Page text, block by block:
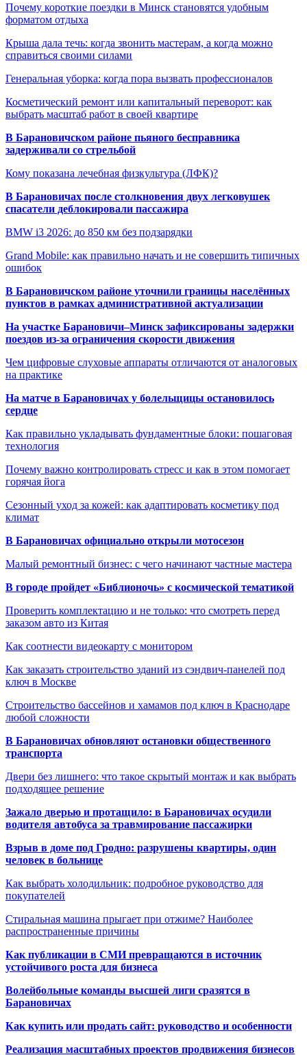
Почему короткие поездки в Минск становятся удобным
форматом отдыха
Крыша дала течь: когда звонить мастерам, а когда можно
справиться своими силами
Генеральная уборка: когда пора вызвать профессионалов
Косметический ремонт или капитальный переворот: как
выбрать масштаб работ в своей квартире
В Барановичском районе пьяного бесправника
задерживали со стрельбой
Кому показана лечебная физкультура (ЛФК)?
В Барановичах после столкновения двух легковушек
спасатели деблокировали пассажира
BMW i3 2026: до 850 км без подзарядки
Grand Mobile: как правильно начать и не совершить типичных
ошибок
В Барановичском районе уточнили границы населённых
пунктов в рамках административной актуализации
На участке Барановичи–Минск зафиксированы задержки
поездов из-за ограничения скорости движения
Чем цифровые слуховые аппараты отличаются от аналоговых
на практике
На матче в Барановичах у болельщицы остановилось
сердце
Как правильно укладывать фундаментные блоки: пошаговая
технология
Почему важно контролировать стресс и как в этом помогает
горячая йога
Сезонный уход за кожей: как адаптировать косметику под
климат
В Барановичах официально открыли мотосезон
Малый ремонтный бизнес: с чего начинают частные мастера
В городе пройдет «Библионочь» с космической тематикой
Проверить комплектацию и не только: что смотреть перед
заказом авто из Китая
Как соотнести видеокарту с монитором
Как заказать строительство зданий из сэндвич-панелей под
ключ в Москве
Строительство бассейнов и хамамов под ключ в Краснодаре
любой сложности
В Барановичах обновляют остановки общественного
транспорта
Двери без лишнего: что такое скрытый монтаж и как выбрать
подходящее решение
Зажало дверью и протащило: в Барановичах осудили
водителя автобуса за травмирование пассажирки
Взрыв в доме под Гродно: разрушены квартиры, один
человек в больнице
Как выбрать холодильник: подробное руководство для
покупателей
Стиральная машина прыгает при отжиме? Наиболее
распространенные причины
Как публикации в СМИ превращаются в источник
устойчивого роста для бизнеса
Волейбольные команды высшей лиги сразятся в
Барановичах
Как купить или продать сайт: руководство и особенности
Реализация масштабных проектов продвижения бизнесов